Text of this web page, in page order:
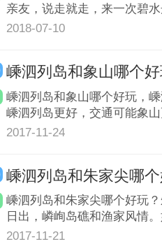
亲友，说走就走，来一次碧
2018-07-10
嵊泗列岛和象山哪个
嵊泗列岛和象山哪个好玩，
嵊泗列岛更好，交通可能象
2017-11-24
嵊泗列岛和朱家尖哪个
嵊泗列岛和朱家尖哪个好玩
日出，嶙峋岛礁和渔家风情
2017-11-21